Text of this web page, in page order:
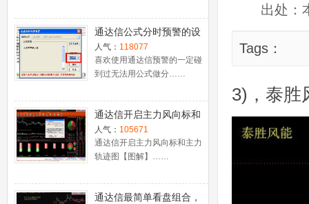
通达信公式分时预警的设
置
人气： 118077
喜欢使用通达信预警的一定碰
到过无法用公式做分……
通达信开启主力风向标和
主力轨迹图【图解】
人气： 105671
通达信开启主力风向标和主力
轨迹图【图解】……
通达信最简单看盘组合，
出处：
Tags：
3)，泰胜